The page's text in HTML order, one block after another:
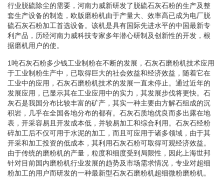
行业脱硫除尘的需要，河南力威新研发了脱硫石灰石粉的生产及整
套生产设备的制造，欧版磨粉机由于产量大、效率高已成为电厂脱
硫石灰石粉加工首选设备。该机是具有国际先进水平的中国最新专
利产品，历经河南力威科技专家多年潜心研制及创新性的开发，根
据磨机用户的使。
1吨石灰石粉多少钱工业制粉在不断的发展，石灰石磨粉机技术应用
于工业制粉生产中，已取得巨大的社会效益和经济效益，随着它在
工业中的应用，石灰石磨粉机技术的发展一直未停止。通过近年的
发展应用，已显示其在工业应用中的实力，其发展步伐将更快。石
灰石是我国分布比较丰富的矿产，其实一种主要由方解石组成的沉
积岩，几乎在全国各地分布的都有。石灰石质地优良而多出露在地
表，开采容易且开发成本低，并较易加工和综合利用。石灰石经粉
碎加工后不仅可用于水泥的加工，而且可应用于诸多领域，由于其
开采和加工投资的低成本，其利用石灰石粉可取得可观经济效益。
由于传统的磨粉机的产量，粒度和细度受到局限性，因此上海世邦
针对目前国内磨粉机行业发展的趋势及市场需求情况，专业对超细
粉加工的用户而研发的一种最新型石灰石磨粉机超细微粉磨粉机。